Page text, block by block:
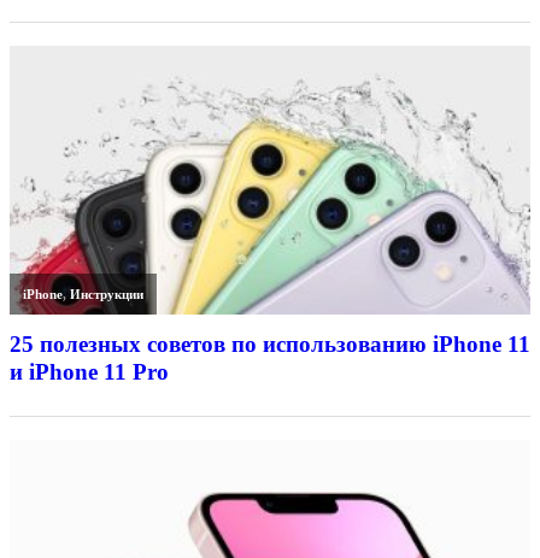
iPhone,Инструкции
25 полезных советов по использованию iPhone 11
и iPhone 11 Pro